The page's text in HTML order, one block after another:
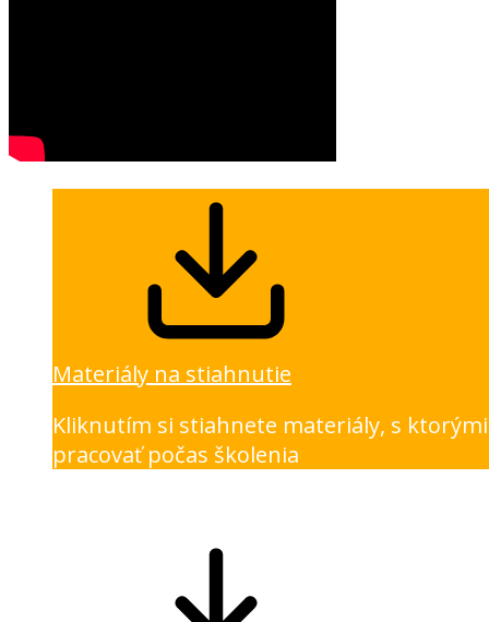
Materiály na stiahnutie
Kliknutím si stiahnete materiály, s
pracovať počas školenia